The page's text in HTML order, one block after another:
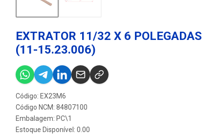
EXTRATOR 11/32 X 6 POLEGADAS
(11-15.23.006)
Código: EX23M6
Código NCM: 84807100
Embalagem: PC\1
Estoque Disponível: 0.00